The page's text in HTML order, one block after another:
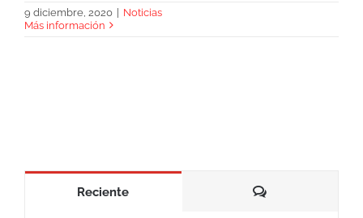
9 diciembre, 2020
Noticias
Más información
Reciente Comentarios